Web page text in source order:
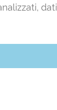
dati